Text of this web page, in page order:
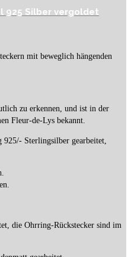
925 Silber vergoldet
mit beweglich hängenden
zu erkennen, und ist in der
Fleur-de-Lys bekannt.
925/- Sterlingsilber gearbeitet,
die Ohrring-Rückstecker sind im